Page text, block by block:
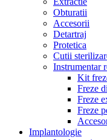
Obturatii
Accesorii
Detartraj
Protetica
Cutii
Instrumentar
Kit
Freze
Freze
Freze
Implantologie